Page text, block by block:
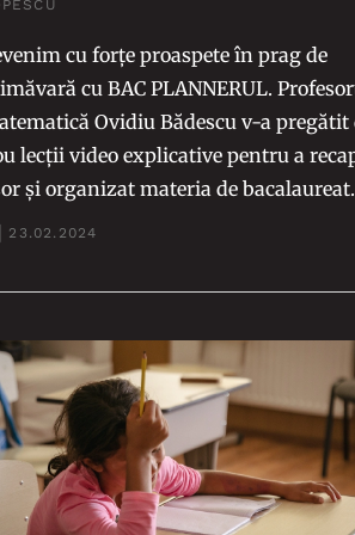
cu forțe proaspete în prag de
cu BAC PLANNERUL.
Ovidiu Bădescu v-a
lecții video explicative pentru a
și organizat materia de bacalaureat.
23.02.2024